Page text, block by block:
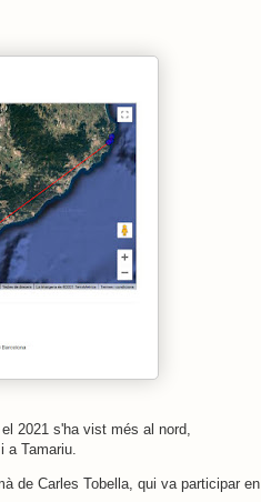
2021 s'ha vist més al nord,
Tamariu.
de Carles Tobella, qui va participar en